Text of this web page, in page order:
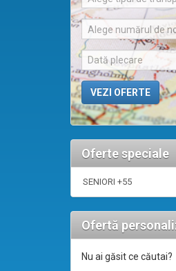
Alege numărul de
Oferte speciale
SENIORI +55
Ofertă
Nu ai găsit ce căutai?